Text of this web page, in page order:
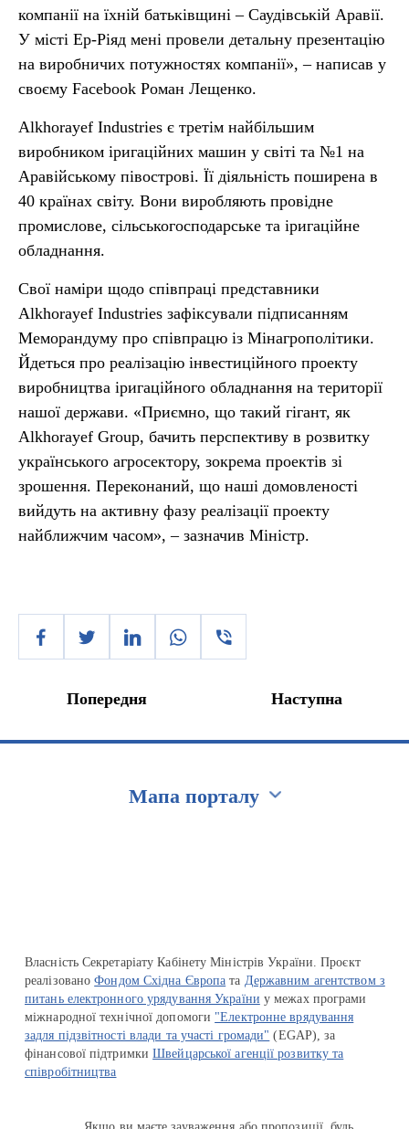
компанії на їхній батьківщині – Саудівській Аравії.
У місті Ер-Ріяд мені провели детальну презентацію
на виробничих потужностях компанії», – написав у
своєму Facebook Роман Лещенко.
Alkhorayef Industries є третім найбільшим
виробником іригаційних машин у світі та №1 на
Аравійському півострові. Її діяльність поширена в
40 країнах світу. Вони виробляють провідне
промислове, сільськогосподарське та іригаційне
обладнання.
Свої наміри щодо співпраці представники
Alkhorayef Industries зафіксували підписанням
Меморандуму про співпрацю із Мінагрополітики.
Йдеться про реалізацію інвестиційного проекту
виробництва іригаційного обладнання на території
нашої держави. «Приємно, що такий гігант, як
Alkhorayef Group, бачить перспективу в розвитку
українського агросектору, зокрема проектів зі
зрошення. Переконаний, що наші домовленості
вийдуть на активну фазу реалізації проекту
найближчим часом», – зазначив Міністр.
Попередня Наступна
Мапа порталу
Власність Секретаріату Кабінету Міністрів України. Проєкт
реалізованоФондом Східна Європа та Державним агентством з
питань електронного урядування України у межах програми
міжнародної технічної допомоги "Електронне врядування
задля підзвітності влади та участі громади" (EGAP), за
фінансової підтримкиШвейцарської агенції розвитку та
співробітництва